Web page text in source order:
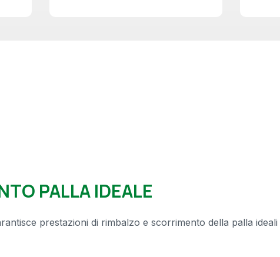
PALLA IDEALE
prestazioni di rimbalzo e scorrimento della palla